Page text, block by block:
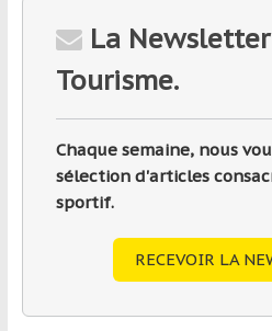
La
Tourisme.
Chaque semaine, nous
sélection d'articles
sportif.
RECEVOIR LA